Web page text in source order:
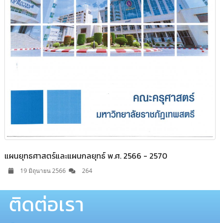
แผนยุทธศาสตร์และแผนกลยุทธ์ พ.ศ. 2566 - 2570
19 มิถุนายน 2566 264
ติดต่อเรา